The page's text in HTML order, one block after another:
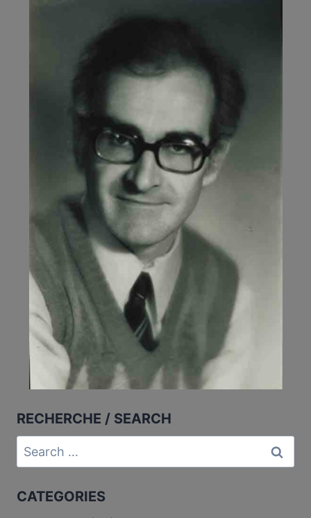
RECHERCHE / SEARCH
Search
for:
CATEGORIES